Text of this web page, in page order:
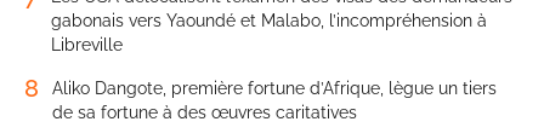
gabonais vers Yaoundé et Malabo, l’incompréhension à
Libreville
8
Aliko Dangote, première fortune d’Afrique, lègue un tiers
de sa fortune à des œuvres caritatives